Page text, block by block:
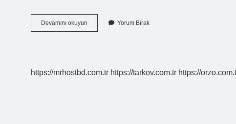
Devamını okuyun
Deste
Yorum Bırak
https://mrhostbd.com.tr https://tarkov.com.tr https://